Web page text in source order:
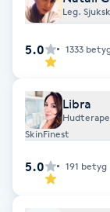
Föning
Gel naglar
Gelenaglar
Gellack
Leg.
5.0 1333
Libra
SkinFinest
5.0 191 betyg